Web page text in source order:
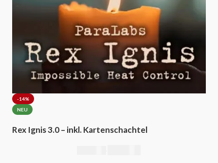
-14%
NEU
Rex Ignis 3.0 – inkl. Kartenschachtel
€